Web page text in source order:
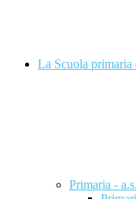
La Scuola
Primaria -